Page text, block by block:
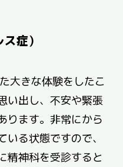
症）
大きな体験をしたこ
い出し、不安や緊張
ります。非常にから
る状態ですので、
精神科を受診すると